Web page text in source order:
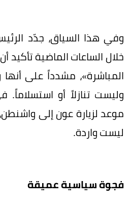
وفي هذا السياق، جدّد
خلال الساعات الماضية تأكيد
المباشرة»، مشدداً على
وليست تنازلاً أو
موعد لزيارة عون إلى
ليست واردة.
فجوة سياسية عميقة